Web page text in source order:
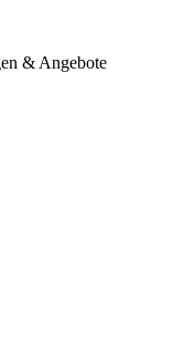
& Angebote